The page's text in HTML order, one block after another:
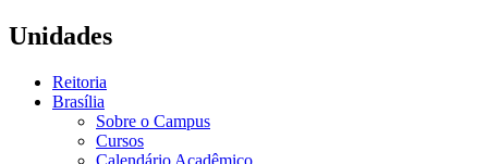
Unidades
Reitoria
Brasília
Sobre o Campus
Cursos
Calendário Acadêmico